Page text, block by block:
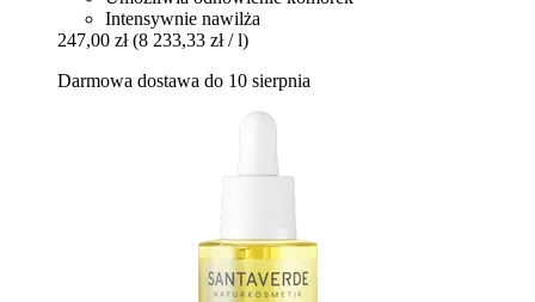
Intensywnie nawilża
247,00 zł (8 233,33 zł / l)
Darmowa dostawa do 10 sierpnia